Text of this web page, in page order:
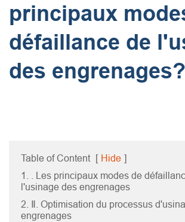
principaux
défaillance de
des engrenages?
Table of Content [ Hide ]
1. . Les principaux modes de
l'usinage des engrenages
2. Ⅱ. Optimisation du processus
engrenages